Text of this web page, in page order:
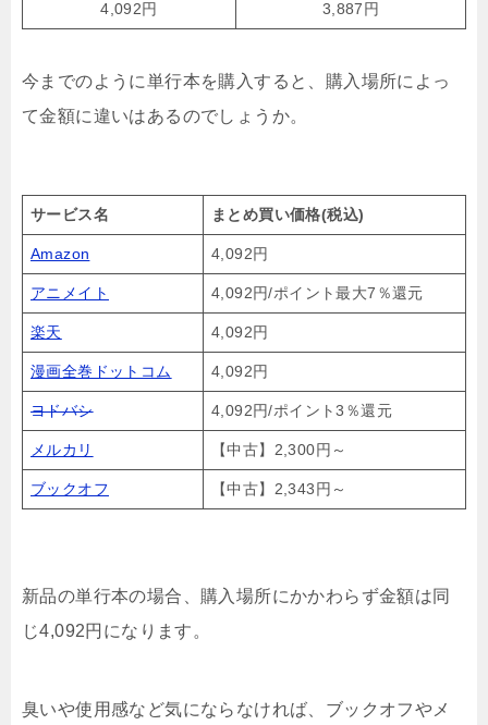
4,092円 3,887円
今までのように単行本を購入すると、購入場所によっ
て金額に違いはあるのでしょうか。
サービス名 まとめ買い価格(税込)
Amazon 4,092円
アニメイト 4,092円/ポイント最大7％還元
楽天 4,092円
漫画全巻ドットコム 4,092円
ヨドバシ 4,092円/ポイント3％還元
メルカリ 【中古】2,300円～
ブックオフ 【中古】2,343円～
新品の単行本の場合、購入場所にかかわらず金額は同
じ4,092円になります。
臭いや使用感など気にならなければ、ブックオフやメ